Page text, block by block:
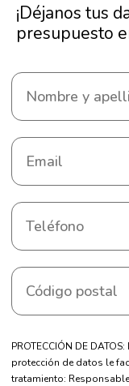
¡Déjanos tus
presupuesto
PROTECCIÓN DE
protección de datos le
tratamiento: